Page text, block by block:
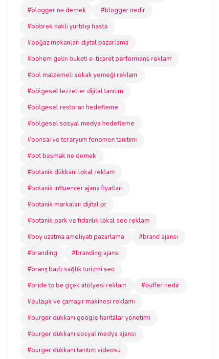
#blogger ne demek
#blogger nedir
#böbrek nakli yurtdışı hasta
#boğaz mekanları dijital pazarlama
#bohem gelin buketi e-ticaret performans reklam
#bol malzemeli sokak yemeği reklam
#bölgesel lezzetler dijital tanıtım
#bölgesel restoran hedefleme
#bölgesel sosyal medya hedefleme
#bonsai ve teraryum fenomen tanıtımı
#bot basmak ne demek
#botanik dükkanı lokal reklam
#botanik influencer ajans fiyatları
#botanik markaları dijital pr
#botanik park ve fidanlık lokal seo reklam
#boy uzatma ameliyatı pazarlama
#brand ajansı
#branding
#branding ajansı
#branş bazlı sağlık turizmi seo
#bride to be çiçek atölyesi reklam
#buffer nedir
#bulaşık ve çamaşır makinesi reklamı
#burger dükkanı google haritalar yönetimi
#burger dükkanı sosyal medya ajansı
#burger dükkanı tanıtım videosu